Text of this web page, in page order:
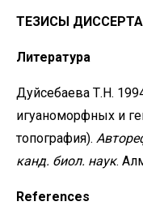
ТЕЗИСЫ
Литература
Дуйсебаева Т.Н.
игуаноморфных и
топография).
канд. биол. наук.
References